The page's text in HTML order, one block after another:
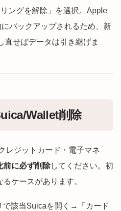
ングを解除」を選択。Apple
バックアップされるため、新
直せばデータは引き継げま
Wallet削除
レジットカード・電子マネ
前に必ず削除してください。初
ケースがあります。
で該当Suicaを開く→「カード